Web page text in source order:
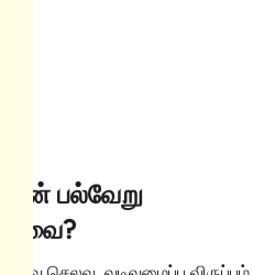
பல்வேறு